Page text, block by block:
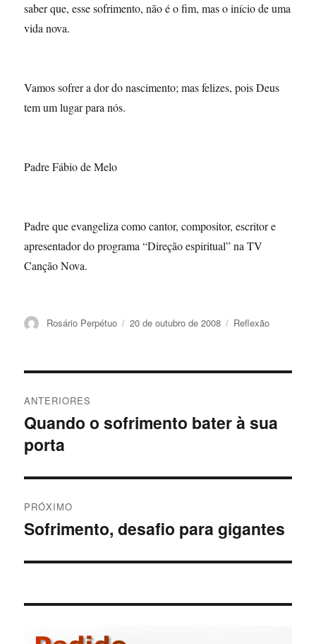
saber que, esse sofrimento, não é o fim, mas o início de uma
vida nova.
Vamos sofrer a dor do nascimento; mas felizes, pois Deus
tem um lugar para nós.
Padre Fábio de Melo
Padre que evangeliza como cantor, compositor, escritor e
apresentador do programa “Direção espiritual” na TV
Canção Nova.
Autor
Rosário Perpétuo
Publicado
20 de outubro de 2008 Categorias
Reflexão
de
Post
ANTERIORES
Post
anterior:
Quando o sofrimento bater à sua
porta
PRÓXIMO
Próximo
Sofrimento, desafio para gigantes